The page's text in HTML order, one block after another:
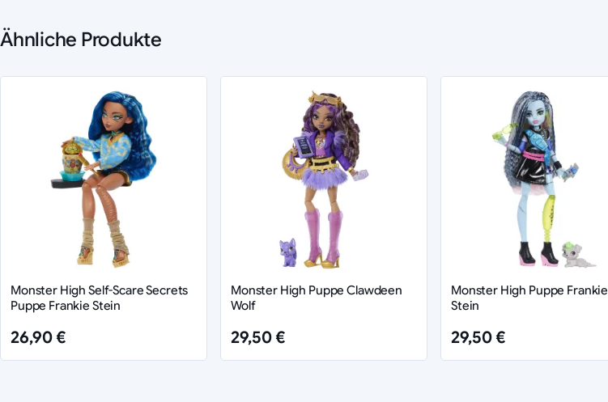
Ähnliche Produkte
Monster High Self-Scare Secrets
Puppe Frankie Stein
26,90 €
Monster High Puppe Clawdeen
Wolf
29,50 €
Monster High Puppe Frankie
Stein
29,50 €